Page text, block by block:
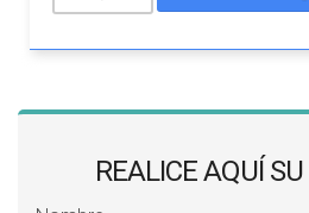
REALICE AQUÍ